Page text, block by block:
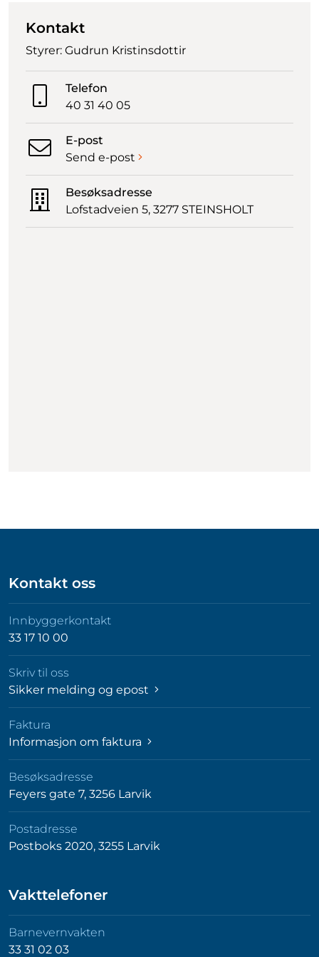
Kontakt
Styrer: Gudrun Kristinsdottir
Telefon
40 31 40 05
E-post
Send e-post
Besøksadresse
Lofstadveien 5, 3277 STEINSHOLT
Kontakt oss
Innbyggerkontakt
33 17 10 00
Skriv til oss
Sikker melding og epost
Faktura
Informasjon om faktura
Besøksadresse
Feyers gate 7, 3256 Larvik
Postadresse
Postboks 2020, 3255 Larvik
Vakttelefoner
Barnevernvakten
33 31 02 03